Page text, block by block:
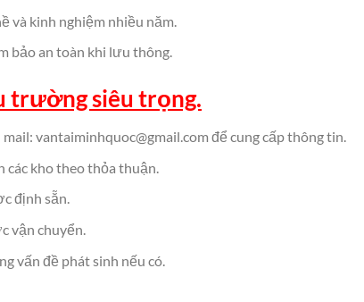
và kinh nghiệm nhiều năm.
bảo an toàn khi lưu thông.
trường siêu trọng.
vantaiminhquoc@gmail.com để cung cấp thông tin.
các kho theo thỏa thuận.
định sẵn.
vận chuyển.
vấn đề phát sinh nếu có.